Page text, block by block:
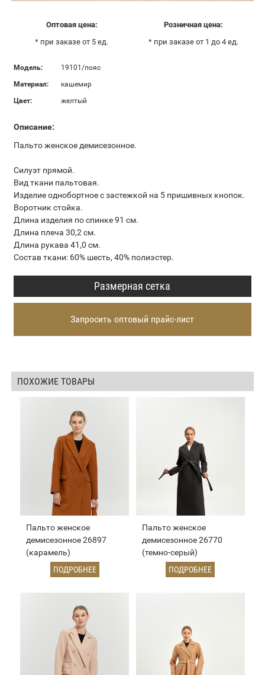
Оптовая цена:
* при заказе от 5 ед.
Розничная цена:
* при заказе от 1 до 4 ед.
Модель:
19101/пояс
Материал:
кашемир
Цвет:
желтый
Описание:
Пальто женское демисезонное.
Силуэт прямой.
Вид ткани пальтовая.
Изделие однобортное с застежкой на 5 пришивных кнопок.
Воротник стойка.
Длина изделия по спинке 91 см.
Длина плеча 30,2 см.
Длина рукава 41,0 см.
Состав ткани: 60% шесть, 40% полиэстер.
Размерная сетка
Запросить оптовый прайс-лист
ПОХОЖИЕ ТОВАРЫ
Пальто женское
демисезонное 26897
(карамель)
ПОДРОБНЕЕ
Пальто женское
демисезонное 26770
(темно-серый)
ПОДРОБНЕЕ